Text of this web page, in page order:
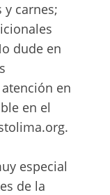
carnes;
dude en
en
en el
especial
de la